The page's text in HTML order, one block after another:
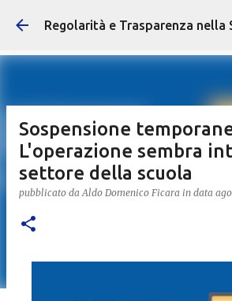
Passa ai contenuti
Sospensione
L'operazione sembra
settore della scuola
pubblicato daAldo Domenico Ficara in data